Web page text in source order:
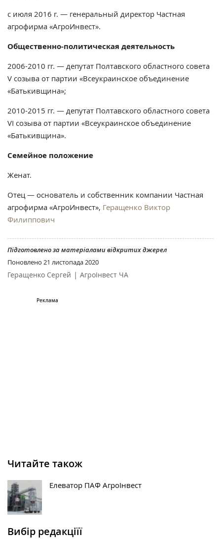
с июля 2016 г. — генеральный директор Частная
агрофирма «АгроИнвест».
Общественно-политическая деятельность
2006-2010 гг. — депутат Полтавского областного совета
V созыва от партии «Всеукраинское объединение
«Батькивщина»;
2010-2015 гг. — депутат Полтавского областного совета
VI созыва от партии «Всеукраинское объединение
«Батькивщина».
Семейное положение
Женат.
Отец — основатель и собственник компании Частная
агрофирма «АгроИнвест», Геращенко Виктор
Филиппович
Підготовлено за матеріалами відкритих джерел
Поновлено 21 листопада 2020
Геращенко Сергей | АгроІнвест ЧА
Читайте також
Елеватор ПАФ АгроІнвест
Вибір редакціїї